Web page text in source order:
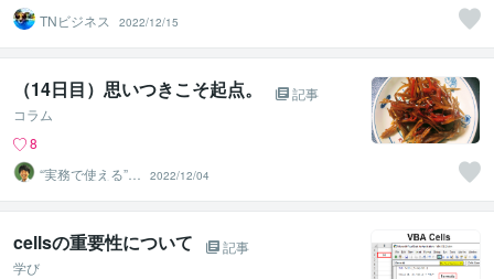
TNビジネス
2022/12/15
（14日目）思いつきこそ起点。
記事
コラム
8
“実務で使える”改
善パートナー／
かめきち
2022/12/04
cellsの重要性について
記事
学び